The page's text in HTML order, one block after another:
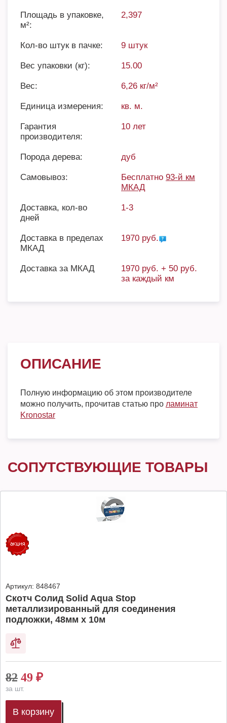
Площадь в упаковке,
м²:
2,397
Кол-во штук в пачке: 9 штук
Вес упаковки (кг): 15.00
Вес: 6,26 кг/м²
Единица измерения: кв. м.
Гарантия
производителя:
10 лет
Порода дерева: дуб
Самовывоз: Бесплатно 93-й км
МКАД
Доставка, кол-во
дней
1-3
Доставка в пределах
МКАД
1970 руб.
Доставка за МКАД
1970 руб. + 50 руб.
за каждый км
ОПИСАНИЕ
Полную информацию об этом производителе
можно получить, прочитав статью про ламинат
Kronostar
СОПУТСТВУЮЩИЕ ТОВАРЫ
Артикул: 848467
Скотч Солид Solid Aqua Stop
металлизированный для соединения
подложки, 48мм х 10м
82 49 ₽
за шт.
В корзину